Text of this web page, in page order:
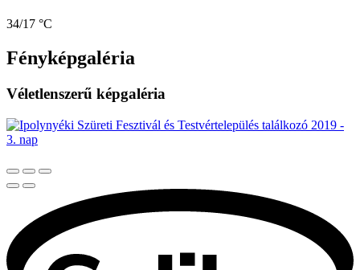
34/17 °C
Fényképgaléria
Véletlenszerű képgaléria